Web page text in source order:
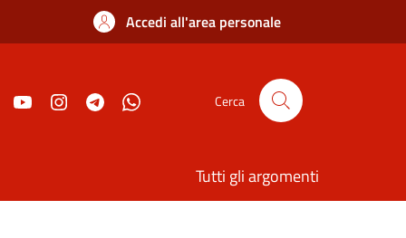
Accedi all'area personale
Cerca
Tutti gli argomenti